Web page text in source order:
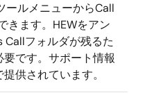
ールメニューからCall
きます。HEWをアン
Callフォルダが残るた
です。サポート情報
供されています。